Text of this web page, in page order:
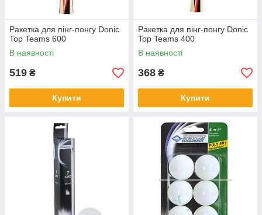
Ракетка для пінг-понгу Donic
Top Teams 600
В наявності
519 ₴
Купити
Ракетка для пінг-понгу Donic
Top Teams 400
В наявності
368 ₴
Купити